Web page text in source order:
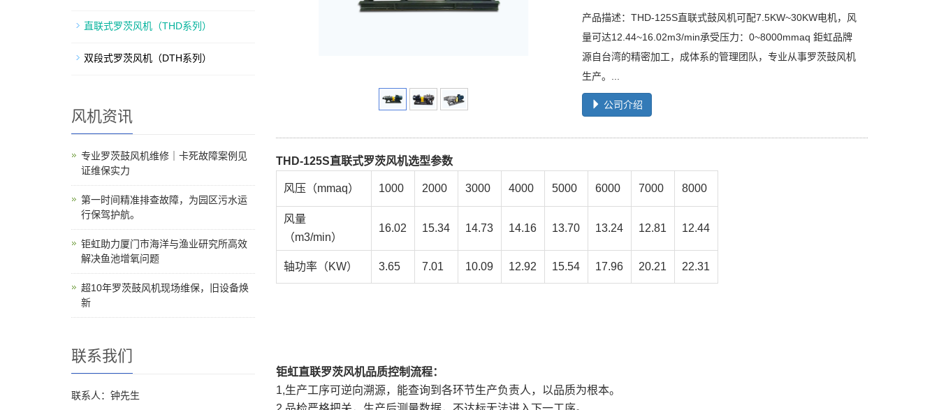
产品描述：THD-125S直联式鼓风机可配7.5KW~30KW电机，风
量可达12.44~16.02m3/min承受压力：0~8000mmaq 鉅虹品牌
源自台湾的精密加工，成体系的管理团队，专业从事罗茨鼓风机
生产。...
公司介绍
THD-125S直联式罗茨风机选型参数
风压（mmaq） 1000 2000 3000 4000 5000 6000 7000 8000
风量
（m3/min）
16.02 15.34 14.73 14.16 13.70 13.24 12.81 12.44
轴功率（KW） 3.65 7.01 10.09 12.92 15.54 17.96 20.21 22.31
钜虹直联罗茨风机品质控制流程：
1,生产工序可逆向溯源，能查询到各环节生产负责人，以品质为根本。
直联式罗茨风机（THD系列）
双段式罗茨风机（DTH系列）
风机资讯
专业罗茨鼓风机维修｜卡死故障案例见
证维保实力
第一时间精准排查故障，为园区污水运
行保驾护航。
钜虹助力厦门市海洋与渔业研究所高效
解决鱼池增氧问题
超10年罗茨鼓风机现场维保，旧设备焕
新
联系我们
联系人：钟先生